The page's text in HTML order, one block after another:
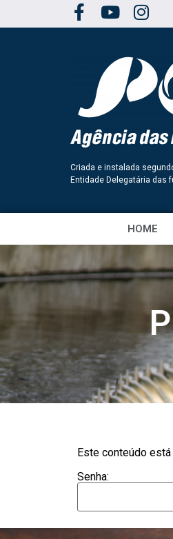
Criada e instalada
Entidade Delegatária das
HOME
Este conteúdo
Senha: